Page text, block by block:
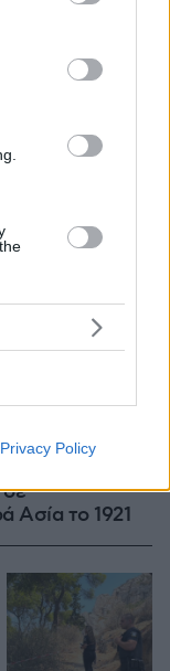
party tags to
in below Google
Privacy Policy
σε
Ασία το 1921